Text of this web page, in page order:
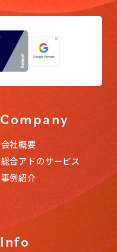
Company
会社概要
総合アドのサービス
事例紹介
Info